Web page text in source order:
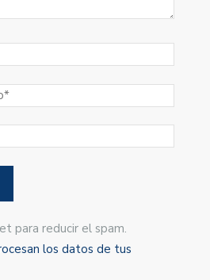
para reducir el spam.
los datos de tus